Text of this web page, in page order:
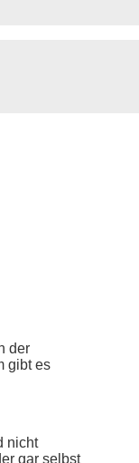
der
gibt es
nicht
gar selbst